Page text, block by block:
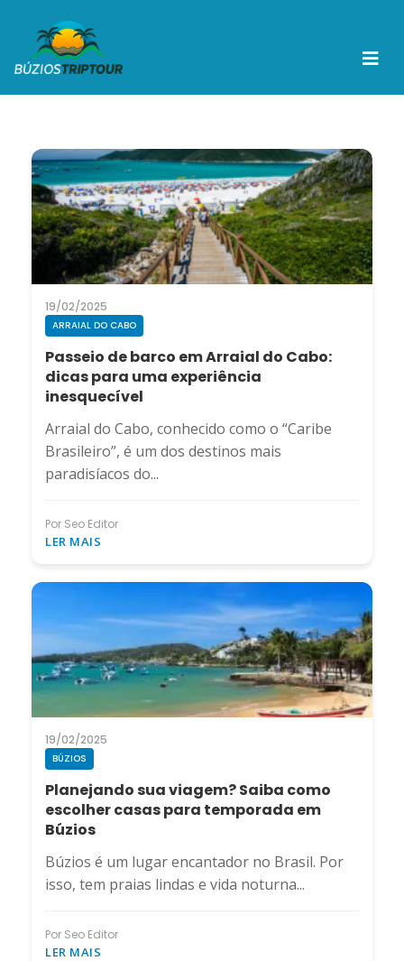
19/02/2025
ARRAIAL DO CABO
Passeio de barco em Arraial do Cabo:
dicas para uma experiência
inesquecível
Arraial do Cabo, conhecido como o “Caribe
Brasileiro”, é um dos destinos mais
paradisíacos do...
Por Seo Editor
LER MAIS
19/02/2025
BÚZIOS
Planejando sua viagem? Saiba como
escolher casas para temporada em
Búzios
Búzios é um lugar encantador no Brasil. Por
isso, tem praias lindas e vida noturna...
Por Seo Editor
LER MAIS